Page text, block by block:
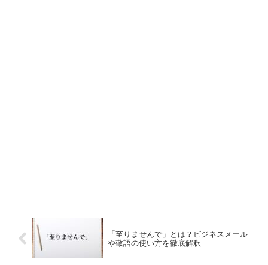
「至りませんで」とは？ビジネスメール
や敬語の使い方を徹底解釈